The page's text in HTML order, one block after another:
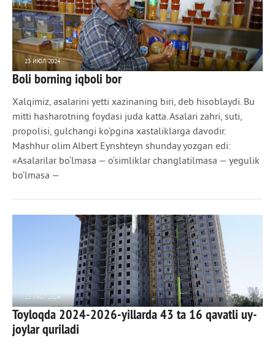
23 ИЮЛ 2024
966 0
Boli borning iqboli bor
Xalqimiz, asalarini yetti xazinaning biri, deb hisoblaydi. Bu
mitti hasharotning foydasi juda katta. Asalari zahri, suti,
propolisi, gulchangi ko‘pgina xastaliklarga davodir.
Mashhur olim Albert Eynshteyn shunday yozgan edi:
«Asalarilar bo‘lmasa — o‘simliklar changlatilmasa — yegulik
bo‘lmasa —
23 ИЮЛ 2024
886 0
Toyloqda 2024-2026-yillarda 43 ta 16 qavatli uy-
joylar quriladi